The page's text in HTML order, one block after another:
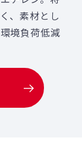
、素材とし
境負荷低減